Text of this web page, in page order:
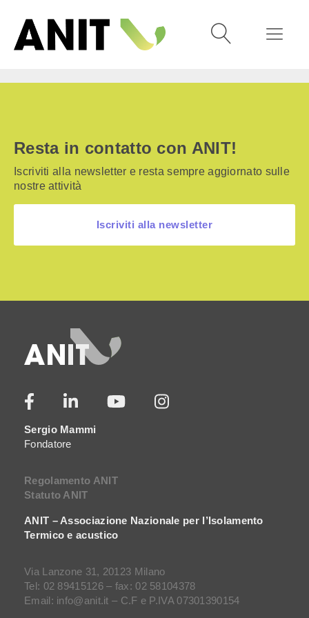
Resta in contatto con ANIT!
Iscriviti alla newsletter e resta sempre aggiornato sulle
nostre attività
Iscriviti alla newsletter
Sergio Mammi
Fondatore
Regolamento ANIT
Statuto ANIT
ANIT – Associazione Nazionale per l’Isolamento
Termico e acustico
Via Lanzone 31, 20123 Milano
Tel: 02 89415126 – fax: 02 58104378
Email: info@anit.it – C.F e P.IVA 07301390154